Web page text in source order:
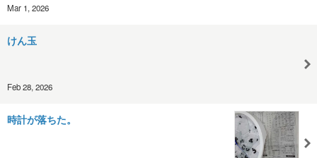
Mar 1, 2026
けん玉
Feb 28, 2026
時計が落ちた。